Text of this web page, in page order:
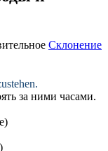
Склонение
за ними часами.